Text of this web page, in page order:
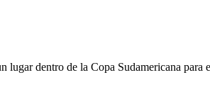
dentro de la Copa Sudamericana para